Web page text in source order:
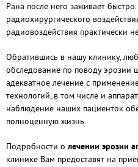
Рана после него заживает
радиохирургического
радиовоздействия практически
Обратившись в нашу клинику,
обследование по поводу эрозии
адекватное лечение с
технологий, в том числе и
наблюдение наших пациенток
полноценную жизнь.
Подробности олечении эрозии
клинике Вам предоставят на